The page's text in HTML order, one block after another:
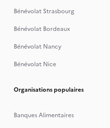
Bénévolat Strasbourg
Bénévolat Bordeaux
Bénévolat Nancy
Bénévolat Nice
Organisations populaires
Banques Alimentaires